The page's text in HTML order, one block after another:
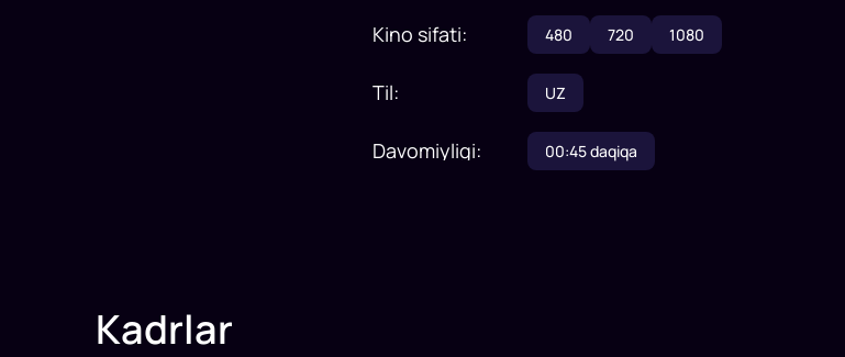
Kino sifati: 480 720 1080
Til: UZ
Davomiyligi: 00:45daqiqa
Kadrlar